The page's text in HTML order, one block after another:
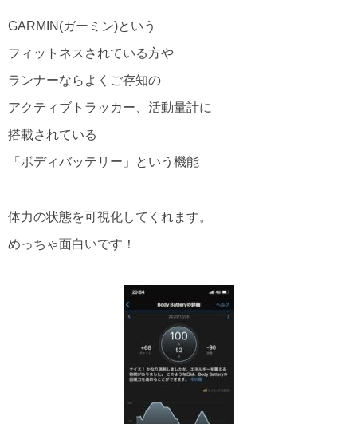
GARMIN(ガーミン)という
フィットネスされている方や
ランナーならよくご存知の
アクティブトラッカー、活動量計に
搭載されている
「ボディバッテリー」という機能
体力の状態を可視化してくれます。
めっちゃ面白いです！